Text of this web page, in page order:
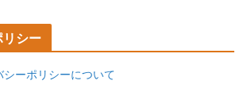
シー
ーポリシーについて